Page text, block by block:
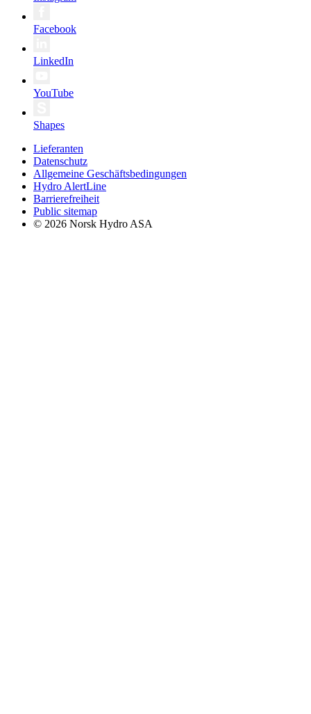
Facebook
LinkedIn
YouTube
Shapes
Lieferanten
Datenschutz
Allgemeine Geschäftsbedingungen
Hydro AlertLine
Barrierefreiheit
Public sitemap
© 2026 Norsk Hydro ASA